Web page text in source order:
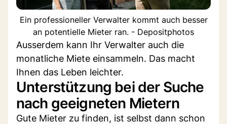
Ein professioneller Verwalter kommt auch besser
an potentielle Mieter ran. - Depositphotos
Ausserdem kann Ihr Verwalter auch die
monatliche Miete einsammeln. Das macht
Ihnen das Leben leichter.
Unterstützung bei der Suche
nach geeigneten Mietern
Gute Mieter zu finden, ist selbst dann schon